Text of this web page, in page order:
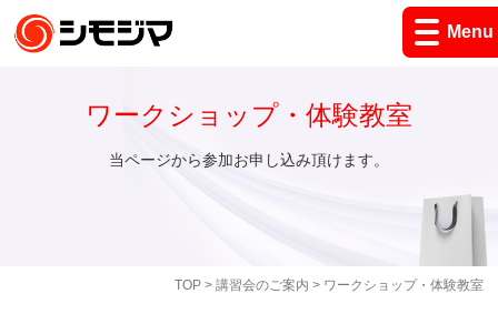
Menu
TOP> 講習会のご案内 > ワークショップ・体験教室
ワークショップ・体験教室
当ページから参加お申し込み頂けます。